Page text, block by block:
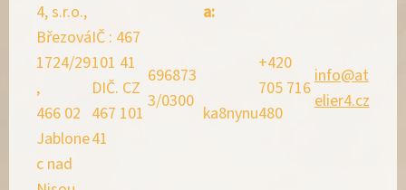
4, s.r.o.,
Březová
1724/29
,
466 02
Jablone
c nad
IČ : 467
101 41
DIČ. CZ
467 101
41
696873
3/0300
a:
ka8nynu
+420
705 716
480
info@at
elier4.cz